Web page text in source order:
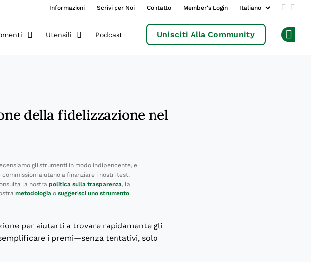
Informazioni Scrivi per Noi Contatto Member's Login Add us
Utensili Podcast Unisciti Alla Community
della fidelizzazione nel
gli strumenti in modo indipendente, e
commissioni aiutano a finanziare i nostri test.
la nostra politica sulla trasparenza, la
metodologiao suggerisci uno strumento.
per aiutarti a trovare rapidamente gli
i premi—senza tentativi, solo